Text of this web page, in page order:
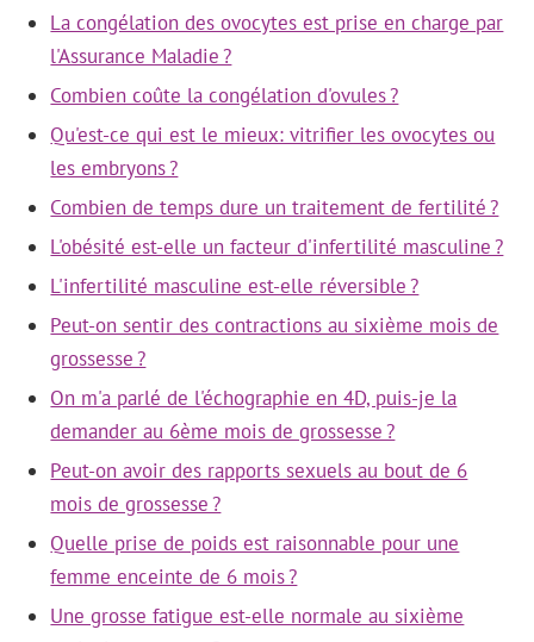
La congélation des ovocytes est prise en charge par
l'Assurance Maladie ?
Combien coûte la congélation d'ovules ?
Qu'est-ce qui est le mieux: vitrifier les ovocytes ou
les embryons ?
Combien de temps dure un traitement de fertilité ?
L'obésité est-elle un facteur d'infertilité masculine ?
L'infertilité masculine est-elle réversible ?
Peut-on sentir des contractions au sixième mois de
grossesse ?
On m'a parlé de l'échographie en 4D, puis-je la
demander au 6ème mois de grossesse ?
Peut-on avoir des rapports sexuels au bout de 6
mois de grossesse ?
Quelle prise de poids est raisonnable pour une
femme enceinte de 6 mois ?
Une grosse fatigue est-elle normale au sixième